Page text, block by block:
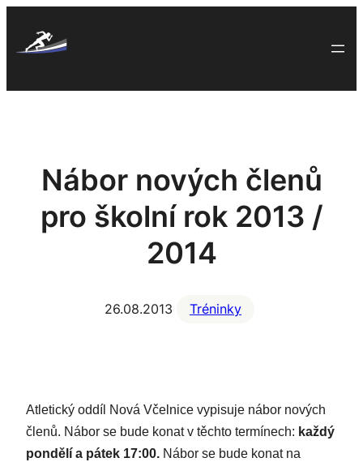
Nábor nových členů
pro školní rok 2013 /
2014
26.08.2013 Tréninky
Atletický oddíl Nová Včelnice vypisuje nábor nových
členů. Nábor se bude konat v těchto termínech: každý
pondělí a pátek 17:00. Nábor se bude konat na